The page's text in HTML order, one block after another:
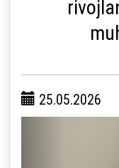
25.05.2026